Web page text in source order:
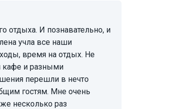
учла все наши
время на отдых. Не
кафе и разными
перешли в нечто
гостям. Мне очень
несколько раз